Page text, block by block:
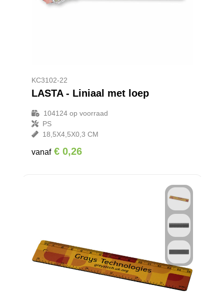
KC3102-22
LASTA - Liniaal met loep
104124op voorraad
PS
18,5X4,5X0,3 CM
vanaf € 0,26